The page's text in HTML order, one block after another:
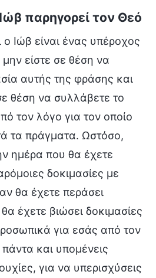
παρηγορεί τον Θεό
Ιώβ είναι ένας υπέροχος
είστε σε θέση να
αυτής της φράσης και
θέση να συλλάβετε το
τον λόγο για τον οποίο
τα πράγματα. Ωστόσο,
ημέρα που θα έχετε
δοκιμασίες με
θα έχετε περάσει
έχετε βιώσει δοκιμασίες
για εσάς από τον
και υπομένεις
για να υπερισχύσεις